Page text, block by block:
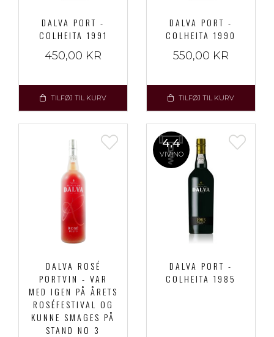
DALVA PORT -
COLHEITA 1991
450,00 KR
TILFØJ TIL KURV
DALVA PORT -
COLHEITA 1990
550,00 KR
TILFØJ TIL KURV
DALVA ROSÉ
PORTVIN - VAR
MED IGEN PÅ ÅRETS
ROSÉFESTIVAL OG
KUNNE SMAGES PÅ
STAND NO 3
4,4
VIVINO
DALVA PORT -
COLHEITA 1985